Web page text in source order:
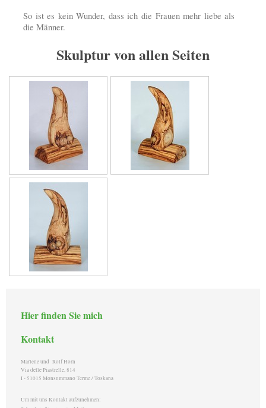
So ist es kein Wunder, dass ich die Frauen mehr liebe als
die Männer.
Skulptur von allen Seiten
Hier finden Sie mich
Kontakt
Marlene und Rolf Horn
Via delle Piastrelle, 814
I - 51015 Monsummano Terme / Toskana
Um mit uns Kontakt aufzunehmen: